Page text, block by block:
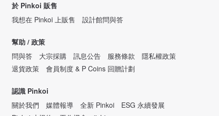
於 Pinkoi 販售
我想在 Pinkoi 上販售
設計館問與答
幫助 / 政策
問與答
大宗採購 訊息公告 服務條款
隱私權政策
退貨政策
會員制度 & P Coins 回贈計劃
認識 Pinkoi
關於我們
媒體報導 全新 Pinkoi
ESG 永續發展